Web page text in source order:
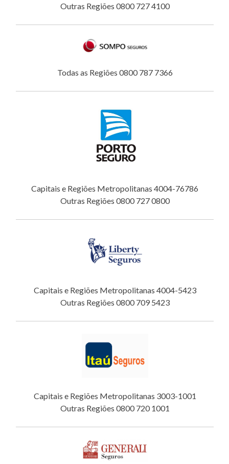
Outras Regiões 0800 727 4100
Todas as Regiões 0800 787 7366
Capitais e Regiões Metropolitanas 4004-76786
Outras Regiões 0800 727 0800
Capitais e Regiões Metropolitanas 4004-5423
Outras Regiões 0800 709 5423
Capitais e Regiões Metropolitanas 3003-1001
Outras Regiões 0800 720 1001